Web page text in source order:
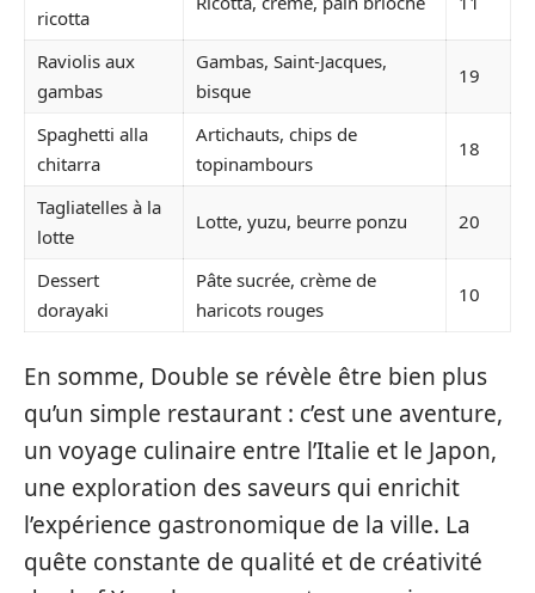
ricotta
Raviolis aux
gambas
Gambas, Saint-Jacques,
bisque
19
Spaghetti alla
chitarra
Artichauts, chips de
topinambours
18
Tagliatelles à la
lotte
Lotte, yuzu, beurre ponzu 20
Dessert
dorayaki
Pâte sucrée, crème de
haricots rouges
10
En somme, Double se révèle être bien plus
qu’un simple restaurant : c’est une aventure,
un voyage culinaire entre l’Italie et le Japon,
une exploration des saveurs qui enrichit
l’expérience gastronomique de la ville. La
quête constante de qualité et de créativité